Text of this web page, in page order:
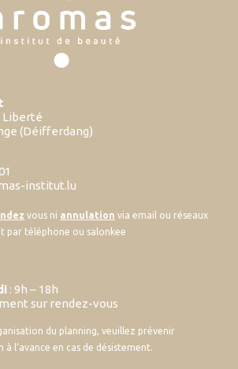
Liberté
(Déifferdang)
institut.lu
vous ni annulation via email ou réseaux
par téléphone ou salonkee
: 9h – 18h
sur rendez-vous
du planning, veuillez prévenir
l’avance en cas de désistement.